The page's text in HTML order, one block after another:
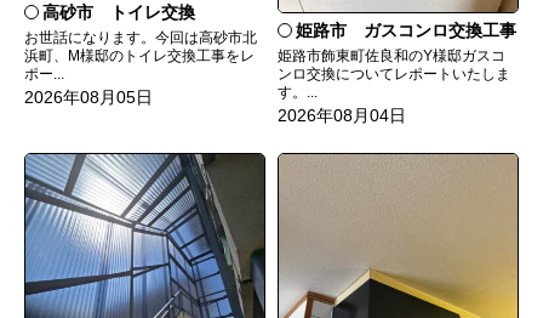
高砂市 トイレ交換
お世話になります。今回は高砂市北
浜町、M様邸のトイレ交換工事をレ
ポー...
2026年08月05日
姫路市 ガスコンロ交換工事
姫路市飾東町佐良和のY様邸ガスコ
ンロ交換についてレポートいたしま
す。...
2026年08月04日